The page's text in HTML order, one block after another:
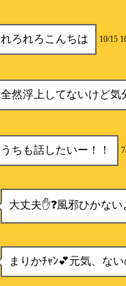
れろれろこんちは 10/15
全然浮上してないけど気
うちも話したいー！！
大丈夫✋❓風邪ひかな
まりかﾁｬﾝ💕元気、な